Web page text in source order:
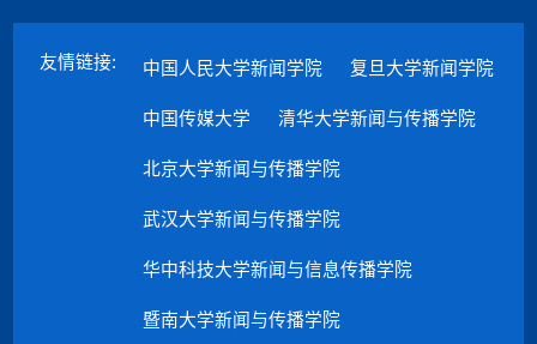
友情链接: 中国人民大学新闻学院 复旦大学新闻学院
中国传媒大学 清华大学新闻与传播学院
北京大学新闻与传播学院
武汉大学新闻与传播学院
华中科技大学新闻与信息传播学院
暨南大学新闻与传播学院